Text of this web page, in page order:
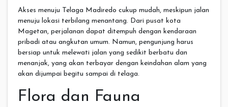
Akses menuju Telaga Madiredo cukup mudah, meskipun jalan
menuju lokasi terbilang menantang. Dari pusat kota
Magetan, perjalanan dapat ditempuh dengan kendaraan
pribadi atau angkutan umum. Namun, pengunjung harus
bersiap untuk melewati jalan yang sedikit berbatu dan
menanjak, yang akan terbayar dengan keindahan alam yang
akan dijumpai begitu sampai di telaga.
Flora dan Fauna